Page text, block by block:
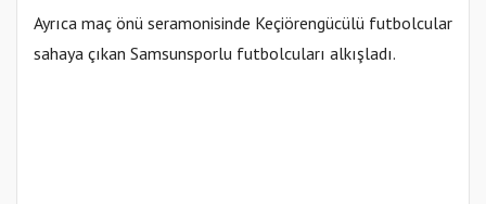
Ayrıca maç önü seramonisinde Keçiörengücülü futbolcular
sahaya çıkan Samsunsporlu futbolcuları alkışladı.